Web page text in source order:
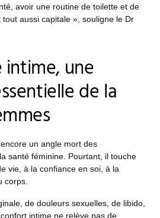
avoir une routine de toilette et de
aussi capitale », souligne le Dr
une
de la
un angle mort des
santé féminine. Pourtant, il touche
vie, à la confiance en soi, à la
corps.
de douleurs sexuelles, de libido,
intime ne relève pas de